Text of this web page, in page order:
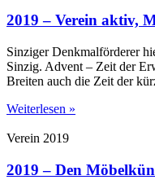
2019 – Verein aktiv,
Sinziger Denkmalförderer
Sinzig. Advent – Zeit der
Breiten auch die Zeit der
Weiterlesen »
Verein 2019
2019 – Den